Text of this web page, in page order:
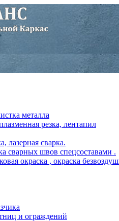
металла
резка, лентапил
лазерная сварка.
сварных швов спецсоставами .
окраска , окраска
и ограждений